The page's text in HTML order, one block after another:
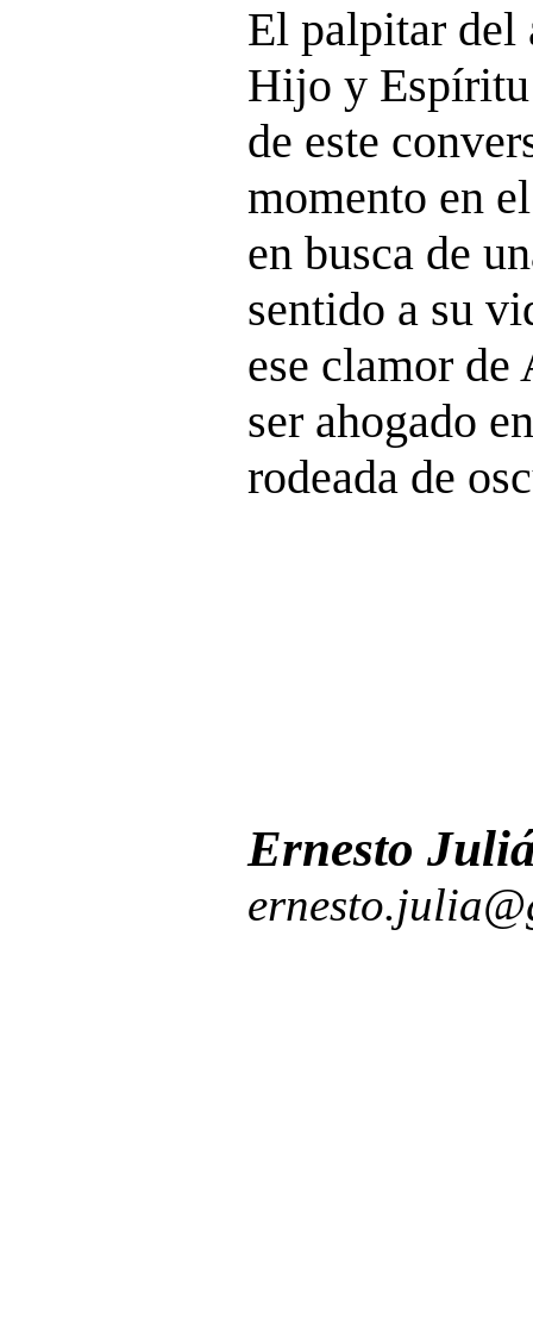
El palpitar del
Hijo y Espíritu
de este
momento en
en busca de
sentido a su
ese clamor de
ser ahogado
rodeada de
Ernesto